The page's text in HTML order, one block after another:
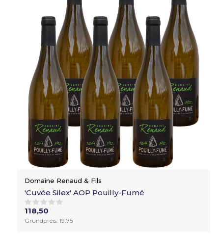
Domaine Renaud & Fils
'Cuvée Silex' AOP Pouilly-Fumé
118,50
Grundpreis: 19,75